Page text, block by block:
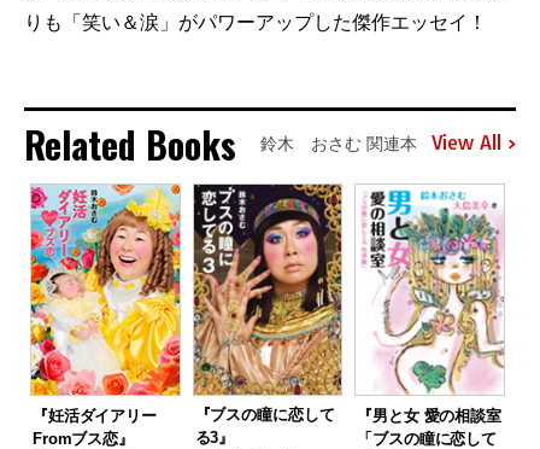
りも「笑い＆涙」がパワーアップした傑作エッセイ！
Related Books 鈴木 おさむ 関連本 View All
『妊活ダイアリー
Fromブス恋』
『ブスの瞳に恋して
る3』
『男と女 愛の相談室
「ブスの瞳に恋して